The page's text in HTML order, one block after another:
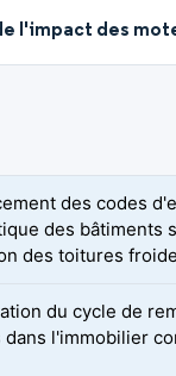
l'impact des
des codes
des bâtiments
des toitures
du cycle de
l'immobilier